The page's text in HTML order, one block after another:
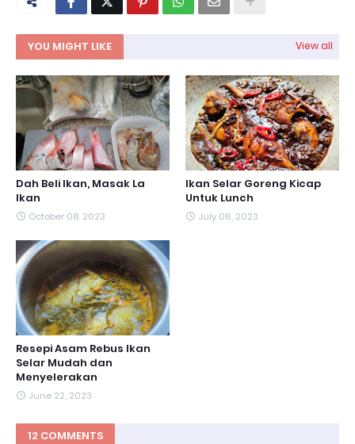
YOU MIGHT LIKE View all
Dah Beli Ikan, Masak La
Ikan
October 08, 2023
Ikan Selar Goreng Kicap
Untuk Lunch
July 06, 2023
Resepi Asam Rebus Ikan
Selar Mudah dan
Menyelerakan
June 22, 2023
12 COMMENTS